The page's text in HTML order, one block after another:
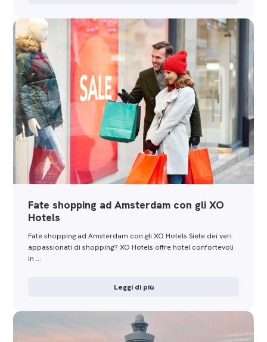
Fate shopping ad Amsterdam con gli XO
Hotels
Fate shopping ad Amsterdam con gli XO Hotels Siete dei veri
appassionati di shopping? XO Hotels offre hotel confortevoli
in …
Leggi di più